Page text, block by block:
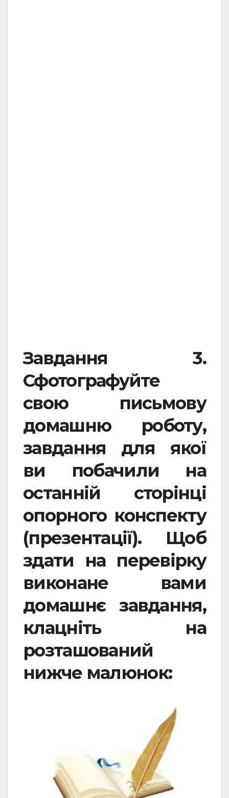
Завдання 3.
Сфотографуйте
свою письмову
домашню роботу,
завдання для якої
ви побачили на
останній сторінці
опорного конспекту
(презентації). Щоб
здати на перевірку
виконане вами
домашнє завдання,
клацніть на
розташований
нижче малюнок: